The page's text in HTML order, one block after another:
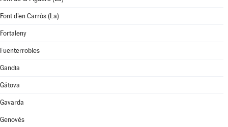
Font d'en Carròs (La)
Fortaleny
Fuenterrobles
Gandia
Gátova
Gavarda
Genovés